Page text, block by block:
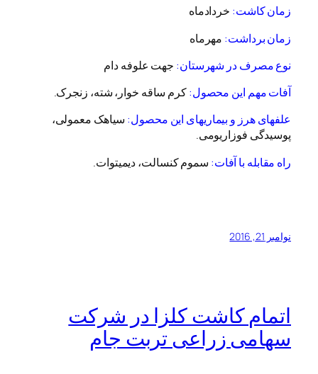
زمان کاشت: خردادماه
زمان برداشت: مهرماه
نوع مصرف در شهرستان: جهت علوفه دام
آفات مهم این محصول:کرم ساقه خوار، شته، زنجرک.
علفهای هرز و بیماریهای این محصول: سیاهک معمولی،
پوسیدگی فوزاریومی.
راه مقابله با آفات: سموم کنسالت، دیمیتوات.
نوامبر 21, 2016
اتمام کاشت کلزا در شرکت
سهامی زراعی تربت جام